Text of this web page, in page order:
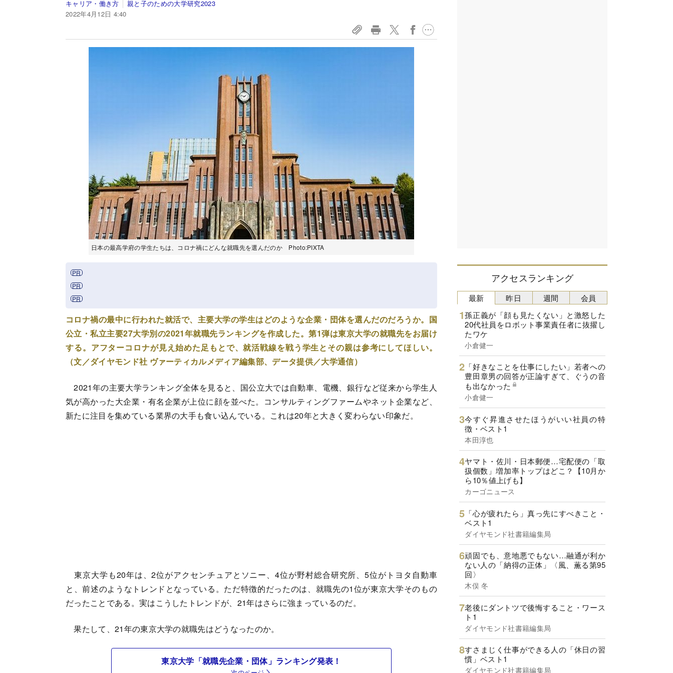
キャリア・働き方
親と子のための大学研究2023
2022年4月12日 4:40
日本の最高学府の学生たちは、コロナ禍にどんな就職先を選んだのか Photo:PIXTA
コロナ禍の最中に行われた就活で、主要大学の学生はどのような企業・団体を選んだのだろうか。国
公立・私立主要27大学別の2021年就職先ランキングを作成した。第1弾は東京大学の就職先をお届け
する。アフターコロナが見え始めた足もとで、就活戦線を戦う学生とその親は参考にしてほしい。
（文／ダイヤモンド社 ヴァーティカルメディア編集部、データ提供／大学通信）
2021年の主要大学ランキング全体を見ると、国公立大では自動車、電機、銀行など従来から学生人
気が高かった大企業・有名企業が上位に顔を並べた。コンサルティングファームやネット企業など、
新たに注目を集めている業界の大手も食い込んでいる。これは20年と大きく変わらない印象だ。
東京大学も20年は、2位がアクセンチュアとソニー、4位が野村総合研究所、5位がトヨタ自動車
と、前述のようなトレンドとなっている。ただ特徴的だったのは、就職先の1位が東京大学そのもの
だったことである。実はこうしたトレンドが、21年はさらに強まっているのだ。
果たして、21年の東京大学の就職先はどうなったのか。
東京大学「就職先企業・団体」ランキング発表！
アクセスランキング
最新
孫正義が「顔も見たくない」と激怒した
20代社員をロボット事業責任者に抜擢し
たワケ
小倉健一
「好きなことを仕事にしたい」若者への
豊田章男の回答が正論すぎて、ぐうの音
も出なかった
小倉健一
今すぐ昇進させたほうがいい社員の特
徴・ベスト1
本田淳也
ヤマト・佐川・日本郵便…宅配便の「取
扱個数」増加率トップはどこ？【10月か
ら10％値上げも】
カーゴニュース
「心が疲れたら」真っ先にすべきこと・
ベスト1
ダイヤモンド社書籍編集局
頑固でも、意地悪でもない…融通が利か
ない人の「納得の正体」〈風、薫る第95
回〉
木俣 冬
老後にダントツで後悔すること・ワース
ト1
ダイヤモンド社書籍編集局
すさまじく仕事ができる人の「休日の習
慣」ベスト1
ダイヤモンド社書籍編集局
昨日 週間 会員